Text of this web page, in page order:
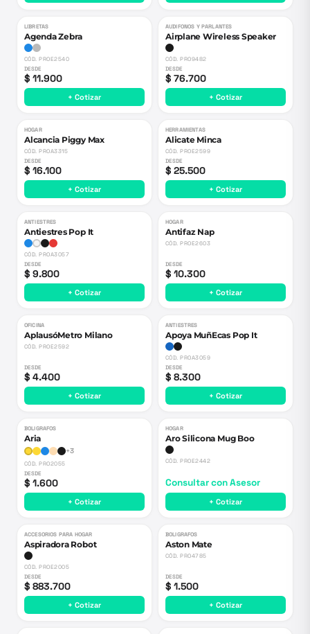
LIBRETAS
Agenda Zebra
CÓD.PROE2540
DESDE
$ 11.900
+ Cotizar
AUDIFONOS Y PARLANTES
Airplane Wireless Speaker
CÓD.PRO9482
DESDE
$ 76.700
+ Cotizar
HOGAR
Alcancia Piggy Max
CÓD.PROA3315
DESDE
$ 16.100
+ Cotizar
HERRAMIENTAS
Alicate Minca
CÓD.PROE2599
DESDE
$ 25.500
+ Cotizar
ANTIESTRES
Antiestres Pop It
CÓD.PROA3057
DESDE
$ 9.800
+ Cotizar
HOGAR
Antifaz Nap
CÓD.PROE2603
DESDE
$ 10.300
+ Cotizar
OFICINA
AplausóMetro Milano
CÓD.PROE2592
DESDE
$ 4.400
+ Cotizar
ANTIESTRES
Apoya MuñEcas Pop It
CÓD.PROA3059
DESDE
$ 8.300
+ Cotizar
BOLIGRAFOS
Aria
+3
CÓD.PRO2055
DESDE
$ 1.600
+ Cotizar
HOGAR
Aro Silicona Mug Boo
CÓD.PROE2442
Consultar con Asesor
+ Cotizar
ACCESORIOS PARA HOGAR
Aspiradora Robot
CÓD.PROE2005
DESDE
$ 883.700
+ Cotizar
BOLIGRAFOS
Aston Mate
CÓD.PRO4785
DESDE
$ 1.500
+ Cotizar